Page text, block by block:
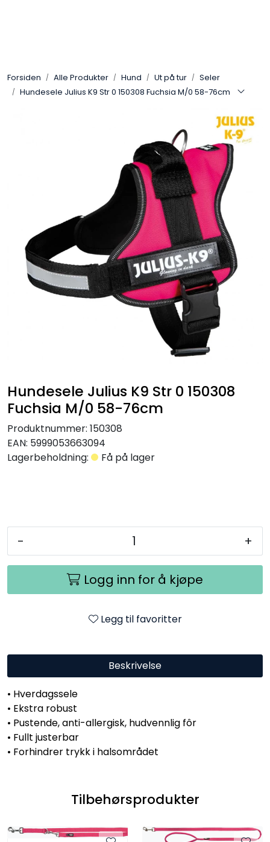
Forsiden Alle Produkter Hund Ut på tur
Seler
Hundesele Julius K9 Str 0 150308 Fuchsia M/0 58-76cm
Hundesele Julius K9 Str 0 150308
Fuchsia M/0 58-76cm
Produktnummer: 150308
EAN: 5999053663094
Lagerbeholdning:
Få på lager
- +
Logg inn for å kjøpe
Legg til favoritter
Beskrivelse
• Hverdagssele
• Ekstra robust
• Pustende, anti-allergisk, hudvennlig fôr
• Fullt justerbar
• Forhindrer trykk i halsområdet
Tilbehørsprodukter
Leverandører